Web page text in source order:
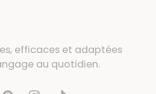
efficaces et adaptées
au quotidien.